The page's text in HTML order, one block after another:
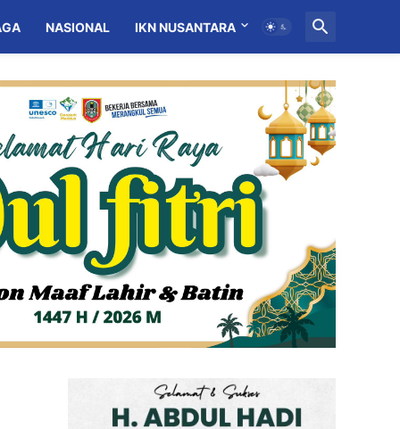
NASIONAL IKN NUSANTARA MITRA